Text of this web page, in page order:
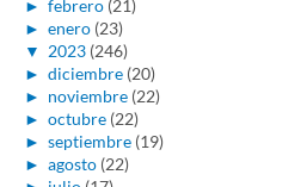
► febrero (21)
► enero (23)
▼ 2023 (246)
► diciembre (20)
► noviembre (22)
► octubre (22)
► septiembre (19)
► agosto (22)